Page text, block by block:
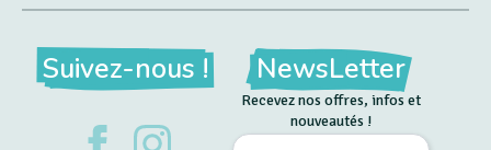
Suivez-nous ! NewsLetter
Recevez nos offres, infos et
nouveautés !
Email